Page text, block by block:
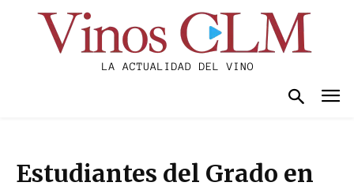
Estudiantes del Grado en